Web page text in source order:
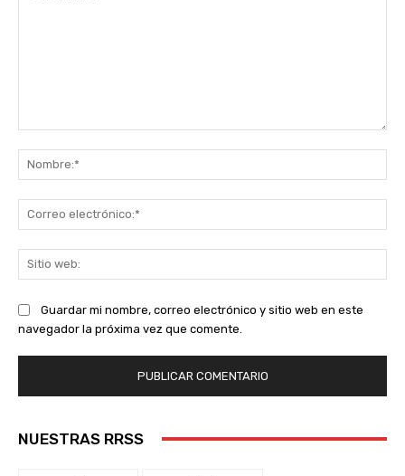
Guardar mi nombre, correo electrónico y sitio web en este
navegador la próxima vez que comente.
NUESTRAS RRSS